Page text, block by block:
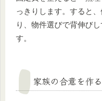
っきりします。すると
り、物件選びで背伸び
す。
家族の合意を作